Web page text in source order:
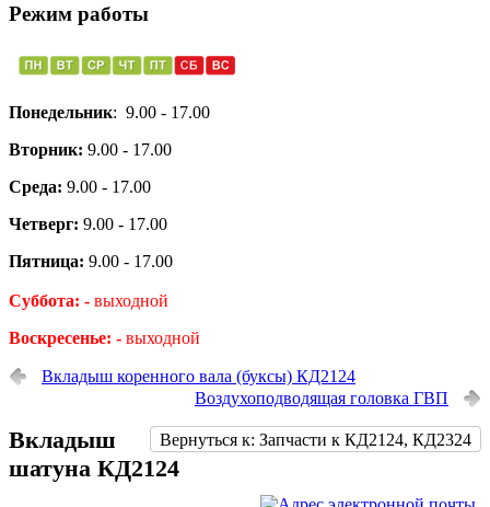
Режим работы
Понедельник: 9.00 - 17.00
Вторник: 9.00 - 17.00
Среда: 9.00 - 17.00
Четверг: 9.00 - 17.00
Пятница: 9.00 - 17.00
Суббота: - выходной
Воскресенье: - выходной
Вкладыш коренного вала (буксы) КД2124
Воздухоподводящая головка ГВП
Вернуться к: Запчасти к КД2124, КД2324
Вкладыш
шатуна КД2124